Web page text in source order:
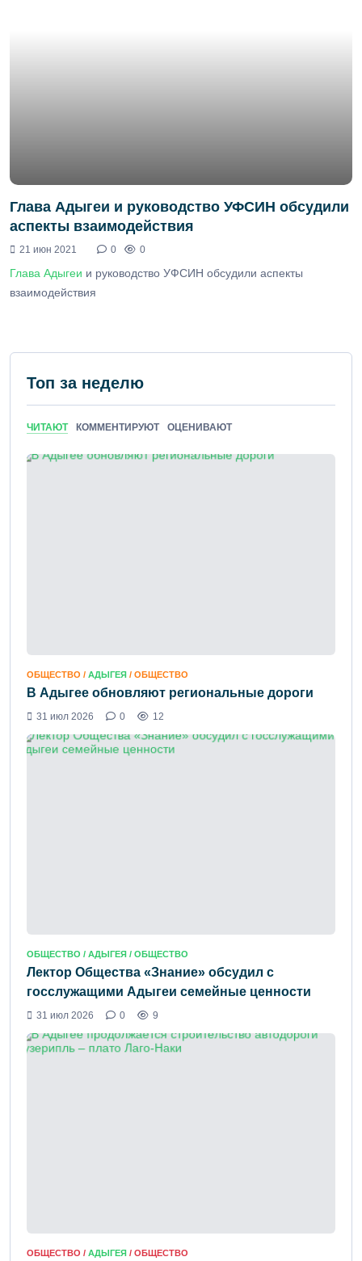
Глава Адыгеи и руководство УФСИН обсудили
аспекты взаимодействия
21 июн 2021 0 0
Глава Адыгеи и руководство УФСИН обсудили аспекты
взаимодействия
Топ за неделю
ЧИТАЮТ КОММЕНТИРУЮТ ОЦЕНИВАЮТ
ОБЩЕСТВО / АДЫГЕЯ / ОБЩЕСТВО
В Адыгее обновляют региональные дороги
31 июл 2026 0 12
ОБЩЕСТВО / АДЫГЕЯ / ОБЩЕСТВО
Лектор Общества «Знание» обсудил с
госслужащими Адыгеи семейные ценности
31 июл 2026 0 9
ОБЩЕСТВО / АДЫГЕЯ / ОБЩЕСТВО